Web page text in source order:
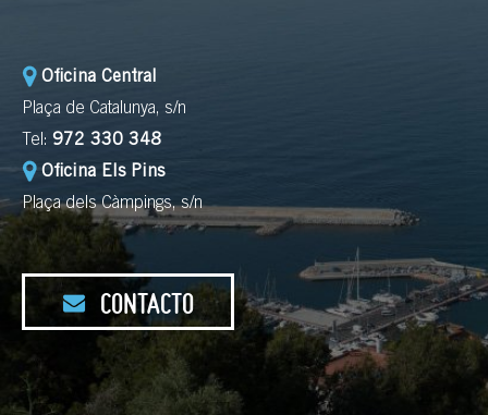
Oficina Central
Plaça de Catalunya, s/n
Tel: 972 330 348
Oficina Els Pins
Plaça dels Càmpings, s/n
CONTACTO